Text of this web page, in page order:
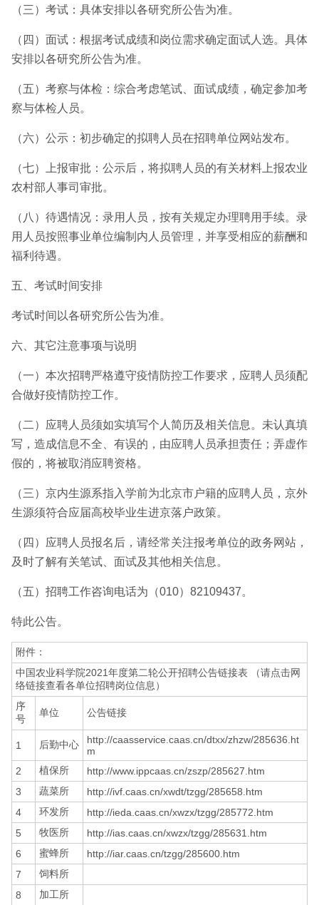
（三）考试：具体安排以各研究所公告为准。
（四）面试：根据考试成绩和岗位需求确定面试人选。具体
安排以各研究所公告为准。
（五）考察与体检：综合考虑笔试、面试成绩，确定参加考
察与体检人员。
（六）公示：初步确定的拟聘人员在招聘单位网站发布。
（七）上报审批：公示后，将拟聘人员的有关材料上报农业
农村部人事司审批。
（八）待遇情况：录用人员，按有关规定办理聘用手续。录
用人员按照事业单位编制内人员管理，并享受相应的薪酬和
福利待遇。
五、考试时间安排
考试时间以各研究所公告为准。
六、其它注意事项与说明
（一）本次招聘严格遵守疫情防控工作要求，应聘人员须配
合做好疫情防控工作。
（二）应聘人员须如实填写个人简历及相关信息。未认真填
写，造成信息不全、有误的，由应聘人员承担责任；弄虚作
假的，将被取消应聘资格。
（三）京内生源系指入学前为北京市户籍的应聘人员，京外
生源须符合应届高校毕业生进京落户政策。
（四）应聘人员报名后，请经常关注报考单位的政务网站，
及时了解有关笔试、面试及其他相关信息。
（五）招聘工作咨询电话为（010）82109437。
特此公告。
附件：
中国农业科学院2021年度第二轮公开招聘公告链接表 （请点击网
络链接查看各单位招聘岗位信息）
序
号
单位 公告链接
1 后勤中心
http://caasservice.caas.cn/dtxx/zhzw/285636.ht
m
2
植保所
http://www.ippcaas.cn/zszp/285627.htm
3
蔬菜所
http://ivf.caas.cn/xwdt/tzgg/285658.htm
4
环发所
http://ieda.caas.cn/xwzx/tzgg/285772.htm
5
牧医所
http://ias.caas.cn/xwzx/tzgg/285631.htm
6
蜜蜂所
http://iar.caas.cn/tzgg/285600.htm
7
饲料所
8
加工所